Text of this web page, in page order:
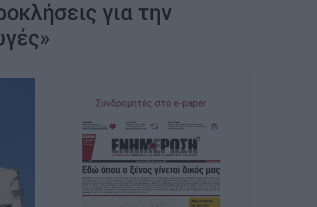
για την
Συνδρομητές στο e-paper